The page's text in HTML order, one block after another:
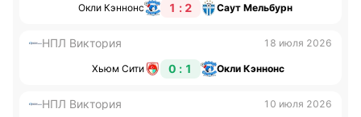
Окли Кэннонс 1 : 2 Саут Мельбурн
НПЛ Виктория 18 июля 2026
Хьюм Сити 0 : 1 Окли Кэннонс
НПЛ Виктория 10 июля 2026